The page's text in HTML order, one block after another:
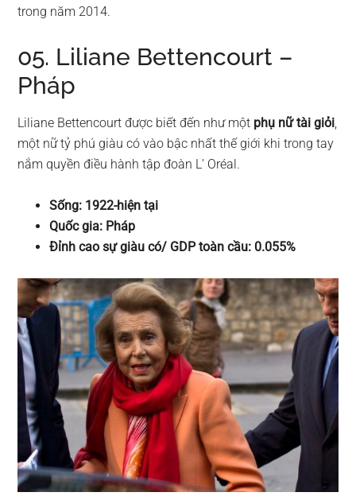
trong năm 2014.
05. Liliane Bettencourt –
Pháp
Liliane Bettencourt được biết đến như một phụ nữ tài giỏi,
một nữ tỷ phú giàu có vào bậc nhất thế giới khi trong tay
nắm quyền điều hành tập đoàn L’ Oréal.
Sống: 1922-hiện tại
Quốc gia: Pháp
Đỉnh cao sự giàu có/ GDP toàn cầu: 0.055%